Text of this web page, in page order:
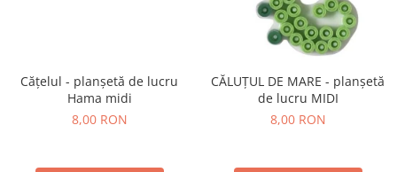
Cățelul - planșetă de lucru
Hama midi
8,00 RON
CĂLUȚUL DE MARE - planșetă
de lucru MIDI
8,00 RON